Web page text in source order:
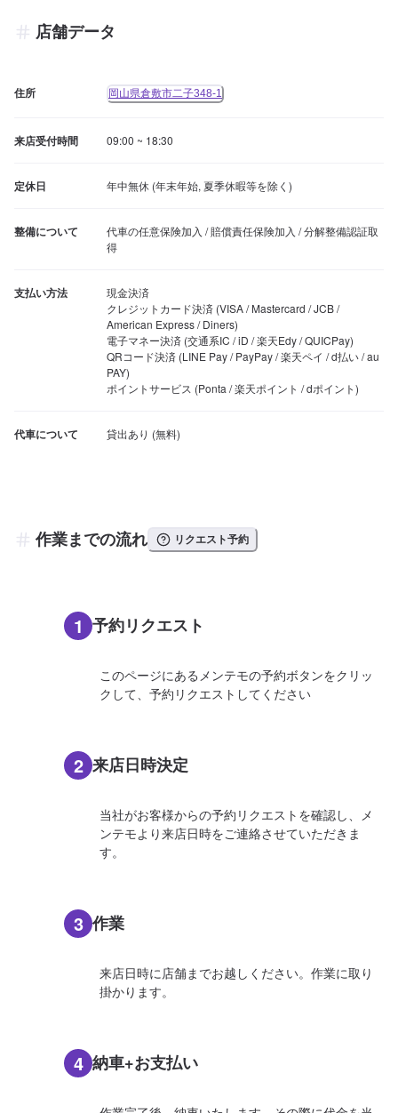
店舗データ
住所 岡山県倉敷市二子348-1
来店受付時間 09:00 ~ 18:30
定休日 年中無休 (年末年始, 夏季休暇等を除く)
整備について
代車の任意保険加入 / 賠償責任保険加入 / 分解整備認証取
得
支払い方法
現金決済
クレジットカード決済 (VISA / Mastercard / JCB /
American Express / Diners)
電子マネー決済 (交通系IC / iD / 楽天Edy / QUICPay)
QRコード決済 (LINE Pay / PayPay / 楽天ペイ / d払い / au
PAY)
ポイントサービス (Ponta / 楽天ポイント / dポイント)
代車について
作業までの流れ リクエスト予約
1 予約リクエスト
このページにあるメンテモの予約ボタンをクリッ
クして、予約リクエストしてください
2 来店日時決定
当社がお客様からの予約リクエストを確認し、メ
ンテモより来店日時をご連絡させていただきま
す。
3 作業
来店日時に店舗までお越しください。作業に取り
掛かります。
4 納車+お支払い